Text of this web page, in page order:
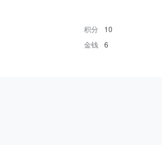
积分
10
金钱 6